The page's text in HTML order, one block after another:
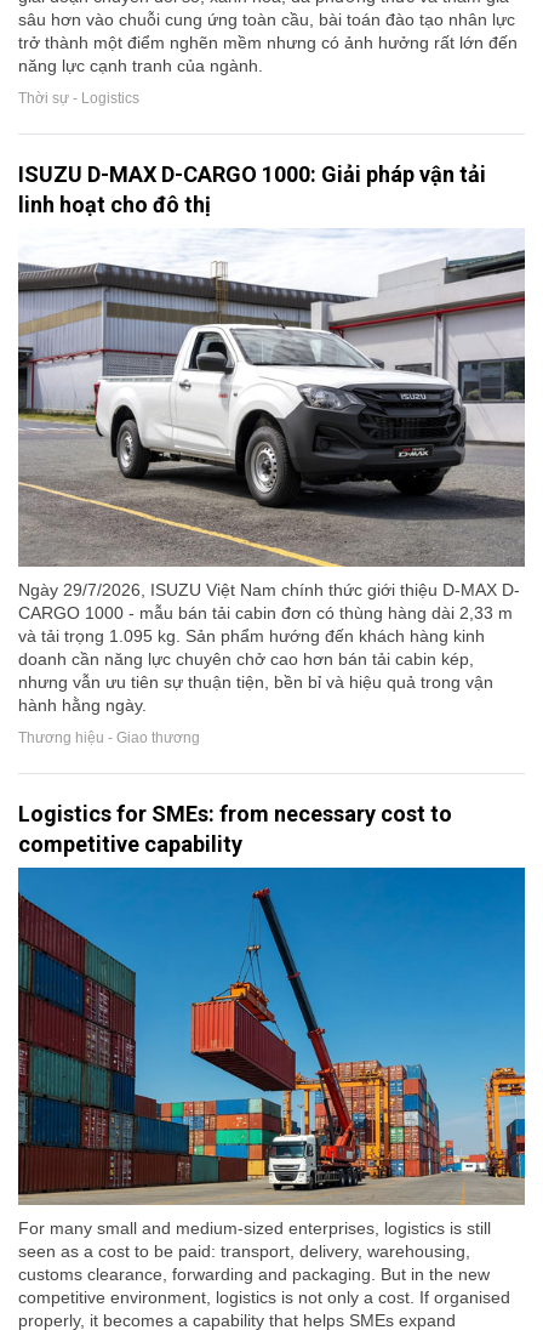
sâu hơn vào chuỗi cung ứng toàn cầu, bài toán đào tạo nhân lực
trở thành một điểm nghẽn mềm nhưng có ảnh hưởng rất lớn đến
năng lực cạnh tranh của ngành.
Thời sự - Logistics
ISUZU D-MAX D-CARGO 1000: Giải pháp vận tải
linh hoạt cho đô thị
Ngày 29/7/2026, ISUZU Việt Nam chính thức giới thiệu D-MAX D-
CARGO 1000 - mẫu bán tải cabin đơn có thùng hàng dài 2,33 m
và tải trọng 1.095 kg. Sản phẩm hướng đến khách hàng kinh
doanh cần năng lực chuyên chở cao hơn bán tải cabin kép,
nhưng vẫn ưu tiên sự thuận tiện, bền bỉ và hiệu quả trong vận
hành hằng ngày.
Thương hiệu - Giao thương
Logistics for SMEs: from necessary cost to
competitive capability
For many small and medium-sized enterprises, logistics is still
seen as a cost to be paid: transport, delivery, warehousing,
customs clearance, forwarding and packaging. But in the new
competitive environment, logistics is not only a cost. If organised
properly, it becomes a capability that helps SMEs expand